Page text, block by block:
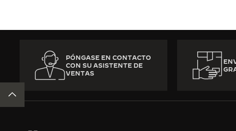
PÓNGASE EN CONTACTO
CON SU ASISTENTE DE
VENTAS